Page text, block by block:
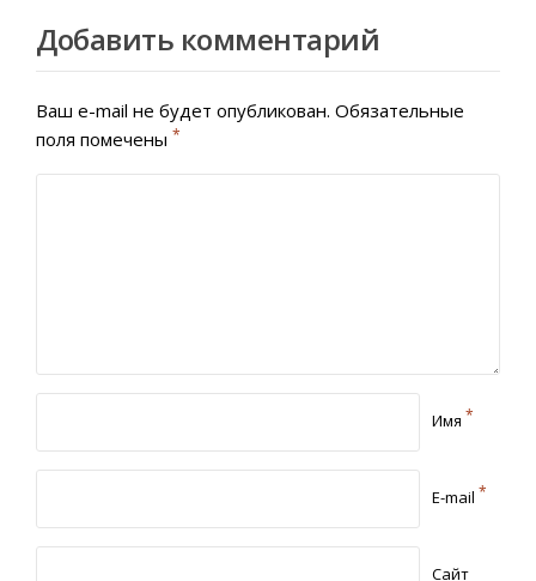
Добавить комментарий
Ваш e-mail не будет опубликован. Обязательные
поля помечены *
Имя *
E-mail *
Сайт